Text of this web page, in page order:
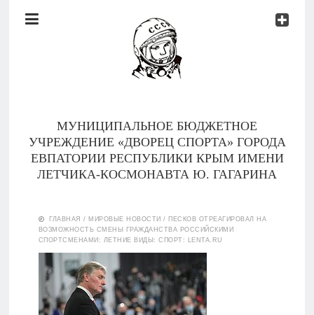
Документы
МУНИЦИПАЛЬНОЕ БЮДЖЕТНОЕ
УЧРЕЖДЕНИЕ «ДВОРЕЦ СПОРТА» ГОРОДА
ЕВПАТОРИИ РЕСПУБЛИКИ КРЫМ ИМЕНИ
ЛЕТЧИКА-КОСМОНАВТА Ю. ГАГАРИНА
Тренеры
Документы
Контакты
ГЛАВНАЯ / МИРОВЫЕ НОВОСТИ / ПЕСКОВ ОТРЕАГИРОВАЛ НА
ВОЗМОЖНОСТЬ СМЕНЫ ГРАЖДАНСТВА РОССИЙСКИМИ
СПОРТСМЕНАМИ: ЛЕТНИЕ ВИДЫ: СПОРТ: LENTA.RU